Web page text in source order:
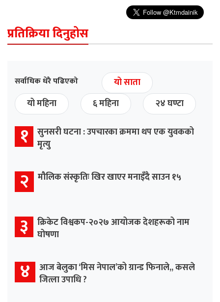
प्रतिक्रिया दिनुहोस
सर्वाधिक धेरै पढिएको
यो साता
यो महिना
६ महिना २४ घण्टा
१ सुनसरी घटना : उपचारका क्रममा थप एक युवकको
मृत्यु
२ मौलिक संस्कृतिः खिर खाएर मनाइँदै साउन १५
३ क्रिकेट विश्वकप-२०२७ आयोजक देशहरूको नाम
घोषणा
४ आज बेलुका ‘मिस नेपाल’को ग्रान्ड फिनाले,, कसले
जित्ला उपाधि ?